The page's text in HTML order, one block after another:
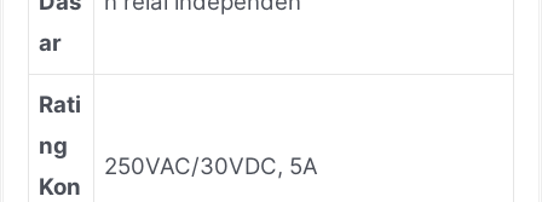
ar
Rati
ng
Kon
250VAC/30VDC, 5A